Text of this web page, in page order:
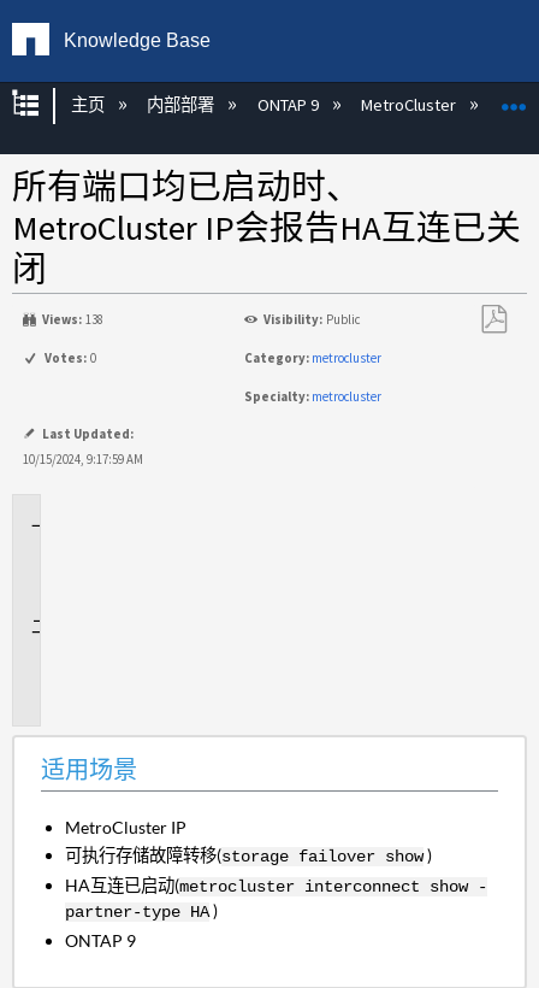
Knowledge Base
扩展/隐缩全局层次
主页 内部部署 ONTAP 9 MetroCluster
所有端口均已启动时、
MetroCluster IP会报告HA互连已关
闭
Views: 138 Visibility: Public
Votes: 0 Category: metrocluster
Specialty: metrocluster
Last Updated:
10/15/2024, 9:17:59 AM
适用场景
MetroCluster IP
可执行存储故障转移(storage failover show)
HA互连已启动(metrocluster interconnect show -
partner-type HA)
ONTAP 9